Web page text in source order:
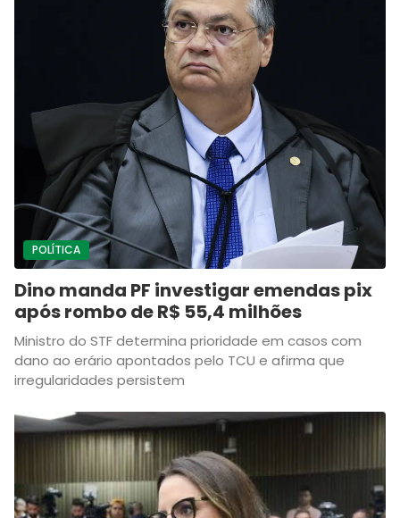
POLÍTICA
Dino manda PF investigar emendas pix
após rombo de R$ 55,4 milhões
Ministro do STF determina prioridade em casos com
dano ao erário apontados pelo TCU e afirma que
irregularidades persistem